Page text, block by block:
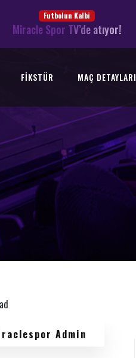
Futbolun Kalbi
Miracle Spor TV’de atıyor!
FIKSTÜR MAÇ DETAYLARI
Admin